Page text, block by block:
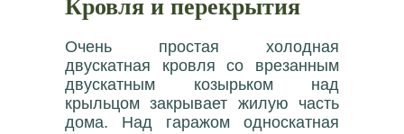
Очень простая холодная
двускатная кровля со врезанным
двускатным козырьком над
крыльцом закрывает жилую часть
дома. Над гаражом односкатная